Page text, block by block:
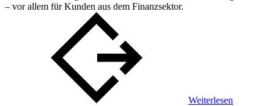
– vor allem für Kunden aus dem Finanzsektor.
Weiterlesen